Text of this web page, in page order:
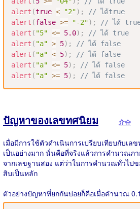
alert (true < "2") ;
// ได้true
alert (false >= "-2") ;
// ได้
alert ( "5" <= 5.0) ;
// ได้ true
alert ( "a" > 5) ;
// ได้ false
alert ( "a" < 5) ;
// ได้ false
alert ( "a" <= 5) ;
// ได้ false
alert ( "a" >= 5) ; // ได้ false
ปัญหาของเลขทศนิยม 介슈
เมื่อมีการใช้ตัวดำเนินการเปรียบเทียบกับเล
เป็นอย่างมาก นั่นคือที่จริงแล้วการคำนวณภ
จากเลขฐานสอง แต่ว่าในการคำนวณทั่วไป
สิบเป็นหลัก
ตัวอย่างปัญหาที่ยกกันบ่อยก็คือเมื่อคำนวณ